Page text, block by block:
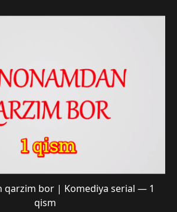
qarzim bor | Komediya serial — 1
qism